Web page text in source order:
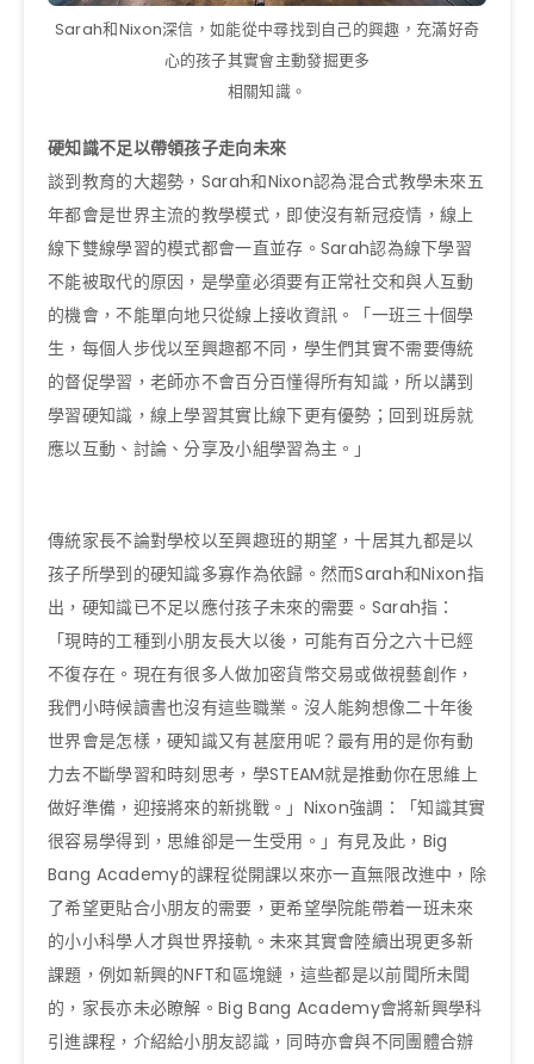
Sarah和Nixon深信，如能從中尋找到自己的興趣，充滿好奇
心的孩子其實會主動發掘更多
相關知識。
硬知識不足以帶領孩子走向未來
談到教育的大趨勢，Sarah和Nixon認為混合式教學未來五
年都會是世界主流的教學模式，即使沒有新冠疫情，線上
線下雙線學習的模式都會一直並存。Sarah認為線下學習
不能被取代的原因，是學童必須要有正常社交和與人互動
的機會，不能單向地只從線上接收資訊。「一班三十個學
生，每個人步伐以至興趣都不同，學生們其實不需要傳統
的督促學習，老師亦不會百分百懂得所有知識，所以講到
學習硬知識，線上學習其實比線下更有優勢；回到班房就
應以互動、討論、分享及小組學習為主。」
傳統家長不論對學校以至興趣班的期望，十居其九都是以
孩子所學到的硬知識多寡作為依歸。然而Sarah和Nixon指
出，硬知識已不足以應付孩子未來的需要。Sarah指：
「現時的工種到小朋友長大以後，可能有百分之六十已經
不復存在。現在有很多人做加密貨幣交易或做視藝創作，
我們小時候讀書也沒有這些職業。沒人能夠想像二十年後
世界會是怎樣，硬知識又有甚麼用呢？最有用的是你有動
力去不斷學習和時刻思考，學STEAM就是推動你在思維上
做好準備，迎接將來的新挑戰。」Nixon強調：「知識其實
很容易學得到，思維卻是一生受用。」有見及此，Big
Bang Academy的課程從開課以來亦一直無限改進中，除
了希望更貼合小朋友的需要，更希望學院能帶着一班未來
的小小科學人才與世界接軌。未來其實會陸續出現更多新
課題，例如新興的NFT和區塊鏈，這些都是以前聞所未聞
的，家長亦未必瞭解。Big Bang Academy會將新興學科
引進課程，介紹給小朋友認識，同時亦會與不同團體合辦